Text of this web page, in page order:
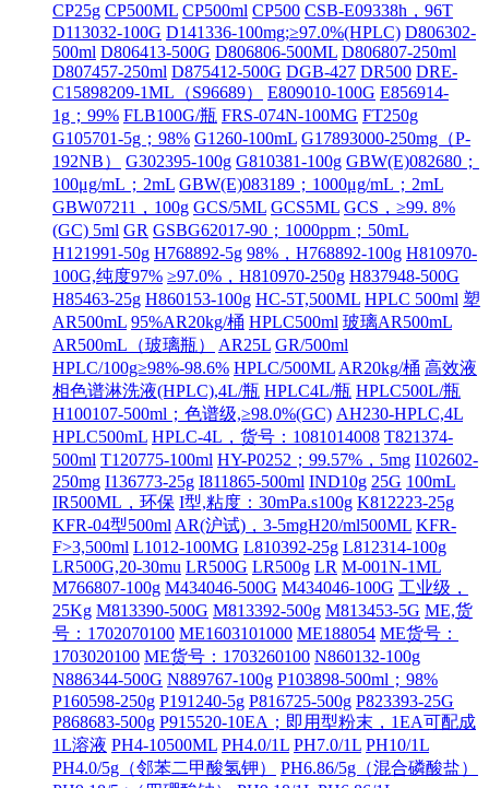
CP25g CP500ML CP500ml CP500 CSB-E09338h，96T
D113032-100G D141336-100mg;≥97.0%(HPLC) D806302-
500ml D806413-500G D806806-500ML D806807-250ml
D807457-250ml D875412-500G DGB-427 DR500 DRE-
C15898209-1ML（S96689）
E809010-100G E856914-
1g；99% FLB100G/瓶 FRS-074N-100MG FT250g
G105701-5g；98% G1260-100mL G17893000-250mg（P-
192NB）
G302395-100g G810381-100g GBW(E)082680；
100μg/mL；2mL GBW(E)083189；1000μg/mL；2mL
GBW07211，100g GCS/5ML GCS5ML GCS，≥99. 8%
(GC) 5ml GR GSBG62017-90；1000ppm；50mL
H121991-50g H768892-5g 98%，H768892-100g H810970-
100G,纯度97% ≥97.0%，H810970-250g H837948-500G
H85463-25g H860153-100g HC-5T,500ML HPLC 500ml 塑
AR500mL 95%AR20kg/桶 HPLC500ml 玻璃AR500mL
AR500mL（玻璃瓶）
AR25L GR/500ml
HPLC/100g≥98%-98.6% HPLC/500ML AR20kg/桶 高效液
相色谱淋洗液(HPLC),4L/瓶 HPLC4L/瓶 HPLC500L/瓶
H100107-500ml；色谱级,≥98.0%(GC) AH230-HPLC,4L
HPLC500mL HPLC-4L，货号：1081014008 T821374-
500ml T120775-100ml HY-P0252；99.57%，5mg I102602-
250mg I136773-25g I811865-500ml IND10g 25G 100mL
IR500ML，环保 I型,粘度：30mPa.s100g K812223-25g
KFR-04型500ml AR(沪试)，3-5mgH20/ml500ML KFR-
F>3,500ml L1012-100MG L810392-25g L812314-100g
LR500G,20-30mu LR500G LR500g LR M-001N-1ML
M766807-100g M434046-500G M434046-100G 工业级，
25Kg M813390-500G M813392-500g M813453-5G ME,货
号：1702070100 ME1603101000 ME188054 ME货号：
1703020100 ME货号：1703260100 N860132-100g
N886344-500G N889767-100g P103898-500ml；98%
P160598-250g P191240-5g P816725-500g P823393-25G
P868683-500g P915520-10EA；即用型粉末，1EA可配成
1L溶液 PH4-10500ML PH4.0/1L PH7.0/1L PH10/1L
PH4.0/5g（邻苯二甲酸氢钾）
PH6.86/5g（混合磷酸盐）